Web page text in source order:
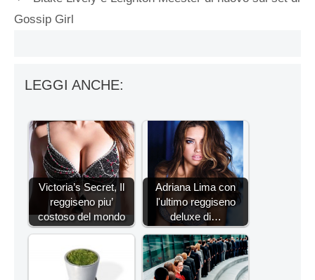
Gossip Girl
LEGGI ANCHE:
Victoria’s Secret, Il
reggiseno piu’
costoso del mondo
Adriana Lima con
l'ultimo reggiseno
deluxe di…